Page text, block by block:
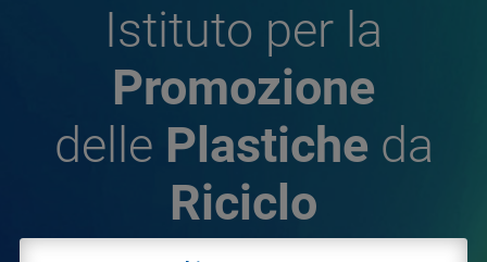
Istituto per la
Promozione
delle Plastiche da
Riciclo